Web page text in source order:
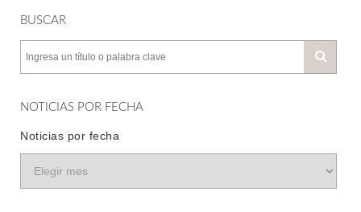
BUSCAR
NOTICIAS POR FECHA
Noticias por fecha